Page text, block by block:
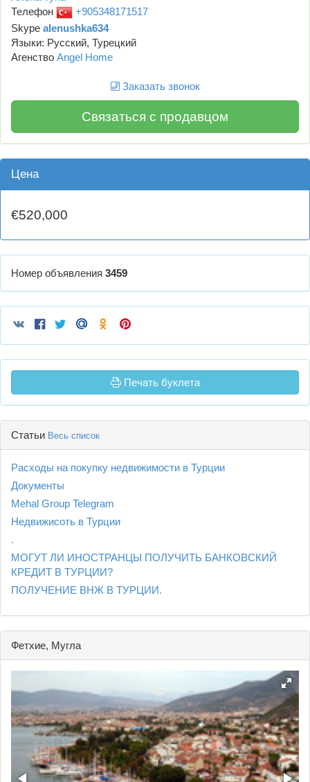
Телефон
+905348171517
Skype alenushka634
Языки: Русский, Турецкий
Агенство Angel Home
Заказать звонок
Связаться с продавцом
Цена
€520,000
Номер объявления 3459
Печать буклета
Статьи Весь список
Расходы на покупку недвижимости в Турции
Документы
Mehal Group Telegram
Недвижисоть в Турции
.
МОГУТ ЛИ ИНОСТРАНЦЫ ПОЛУЧИТЬ БАНКОВСКИЙ
КРЕДИТ В ТУРЦИИ?
ПОЛУЧЕНИЕ ВНЖ В ТУРЦИИ.
Фетхие, Мугла